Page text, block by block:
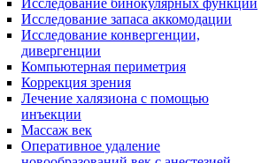
Исследование бинокулярных функций
Исследование запаса аккомодации
Исследование конвергенции,
дивергенции
Компьютерная периметрия
Коррекция зрения
Лечение халязиона с помощью
инъекции
Массаж век
Оперативное удаление